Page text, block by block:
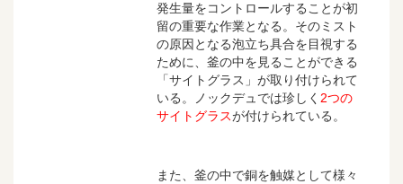
発生量をコントロールすることが初
留の重要な作業となる。そのミスト
の原因となる泡立ち具合を目視する
ために、釜の中を見ることができる
「サイトグラス」が取り付けられて
いる。ノックデュでは珍しく2つの
サイトグラスが付けられている。
また、釜の中で銅を触媒として様々